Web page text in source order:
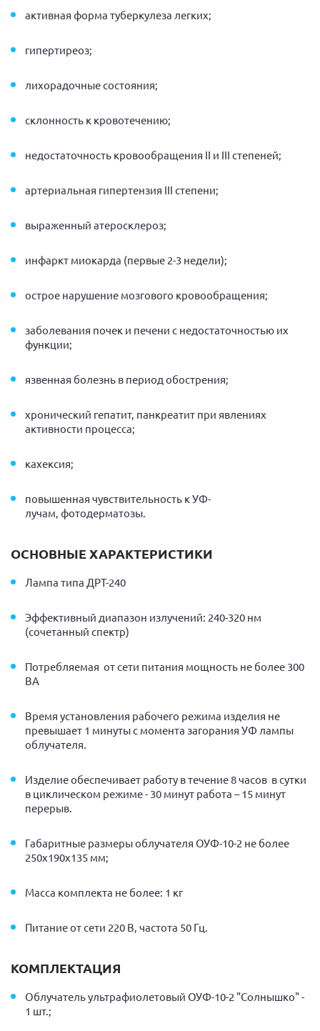
активная форма туберкулеза легких;
гипертиреоз;
лихорадочные состояния;
склонность к кровотечению;
недостаточность кровообращения II и III степеней;
артериальная гипертензия III степени;
выраженный атеросклероз;
инфаркт миокарда (первые 2-3 недели);
острое нарушение мозгового кровообращения;
заболевания почек и печени с недостаточностью их
функции;
язвенная болезнь в период обострения;
хронический гепатит, панкреатит при явлениях
активности процесса;
кахексия;
повышенная чувствительность к УФ-
лучам, фотодерматозы.
ОСНОВНЫЕ ХАРАКТЕРИСТИКИ
Лампа типа ДРТ-240
Эффективный диапазон излучений: 240-320 нм
(сочетанный спектр)
Потребляемая от сети питания мощность не более 300
ВА
Время установления рабочего режима изделия не
превышает 1 минуты с момента загорания УФ лампы
облучателя.
Изделие обеспечивает работу в течение 8 часов в сутки
в циклическом режиме - 30 минут работа – 15 минут
перерыв.
Габаритные размеры облучателя ОУФ-10-2 не более
250х190х135 мм;
Масса комплекта не более: 1 кг
Питание от сети 220 В, частота 50 Гц.
КОМПЛЕКТАЦИЯ
Облучатель ультрафиолетовый ОУФ-10-2 "Солнышко" -
1 шт.;